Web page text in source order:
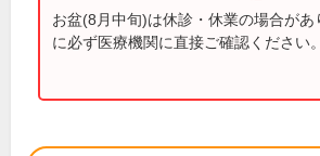
お盆(8月中旬)は休診・休業の場合があ
に必ず医療機関に直接ご確認ください。